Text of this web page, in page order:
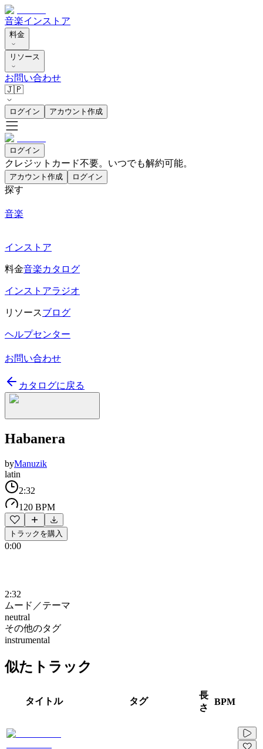
音楽インストア
料金
リソース
お問い合わせ
🇯🇵
ログイン アカウント作成
ログイン
クレジットカード不要。いつでも解約可能。
アカウント作成 ログイン
探す
音楽
インストア
料金音楽カタログ
インストアラジオ
リソースブログ
ヘルプセンター
お問い合わせ
カタログに戻る
Habanera
byManuzik
latin
2:32
120 BPM
トラックを購入
0:00
2:32
ムード／テーマ
neutral
その他のタグ
instrumental
似たトラック
タイトル タグ
長
さ
BPM